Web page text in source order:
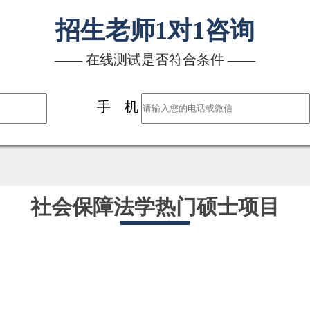
招生老师1对1咨询
—— 在线测试是否符合条件 ——
手 机
社会保障法学热门硕士项目